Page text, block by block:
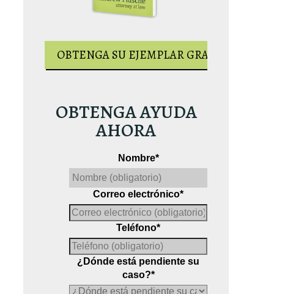
OBTENGA SU EJEMPLAR GRATUITO
OBTENGA AYUDA
AHORA
Nombre*
Correo electrónico*
Teléfono*
¿Dónde está pendiente su
caso?*